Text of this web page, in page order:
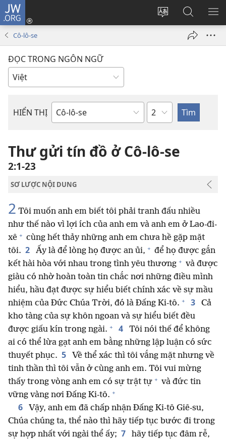
JW.ORG
Thay
Đăng
nhập
Tìm
kiếm
JW.ORG
Cô-lô-se
ĐỌC TRONG NGÔN NGỮ
HIỂN THỊ
Sách
Kinh
Thánh
Chương
Thư gửi tín đồ ở Cô-lô-se
2:1-23
SƠ LƯỢC NỘI DUNG
2 Tôi muốn anh em biết tôi phải tranh đấu nhiều
như thế nào vì lợi ích của anh em và anh em ở Lao-đi-
xê + cùng hết thảy những anh em chưa hề gặp mặt
tôi. 2 Ấy là để lòng họ được an ủi, + để họ được gắn
kết hài hòa với nhau trong tình yêu thương + và được
giàu có nhờ hoàn toàn tin chắc nơi những điều mình
hiểu, hầu đạt được sự hiểu biết chính xác về sự mầu
nhiệm của Đức Chúa Trời, đó là Đấng Ki-tô. + 3
Cả
kho tàng của sự khôn ngoan và sự hiểu biết đều
được giấu kín trong ngài. + 4
Tôi nói thế để không
ai có thể lừa gạt anh em bằng những lập luận có sức
thuyết phục. 5
Về thể xác thì tôi vắng mặt nhưng về
tinh thần thì tôi vẫn ở cùng anh em. Tôi vui mừng
thấy trong vòng anh em có sự trật tự + và đức tin
vững vàng nơi Đấng Ki-tô. +
6
Vậy, anh em đã chấp nhận Đấng Ki-tô Giê-su,
Chúa chúng ta, thể nào thì hãy tiếp tục bước đi trong
sự hợp nhất với ngài thể ấy; 7
hãy tiếp tục đâm rễ,